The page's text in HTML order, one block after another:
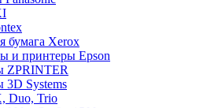
бумага Xerox
и принтеры Epson
ZPRINTER
3D Systems
Duo, Trio